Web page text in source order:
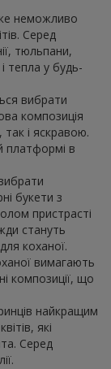
неможливо
Серед
тюльпани,
тепла у будь-
вибрати
композиція
і яскравою.
платформі в
букети з
пристрасті
стануть
коханої.
вимагають
композиції, що
найкращим
які
Серед